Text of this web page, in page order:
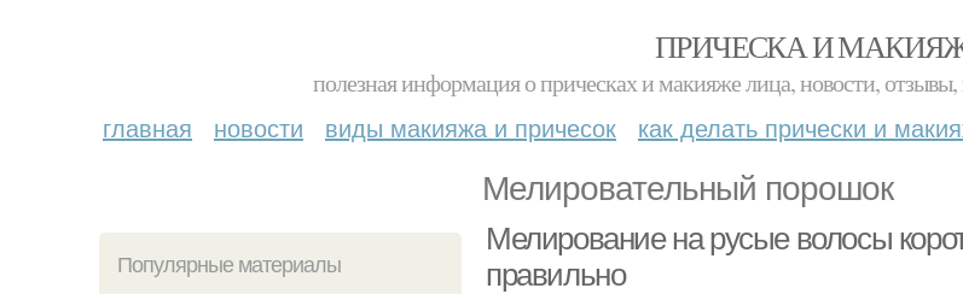
ПРИЧЕСКА И
полезная информация о прическах и макияже лица, новости,
главная новости виды макияжа и причесок как делать прически и
Мелировательный порошок
Популярные материалы
Мелирование на русые волосы
правильно